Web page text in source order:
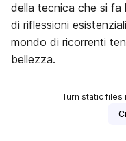
della tecnica che si fa linguaggio.
di riflessioni
mondo di ricorrenti
bellezza.
Turn static